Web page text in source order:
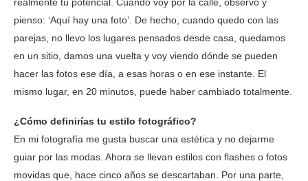
pienso: ‘Aquí hay una foto’. De hecho, cuando quedo con las
parejas, no llevo los lugares pensados desde casa, quedamos
en un sitio, damos una vuelta y voy viendo dónde se pueden
hacer las fotos ese día, a esas horas o en ese instante. El
mismo lugar, en 20 minutos, puede haber cambiado totalmente.
¿Cómo definirías tu estilo fotográfico?
En mi fotografía me gusta buscar una estética y no dejarme
guiar por las modas. Ahora se llevan estilos con flashes o fotos
movidas que, hace cinco años se descartaban. Por una parte,